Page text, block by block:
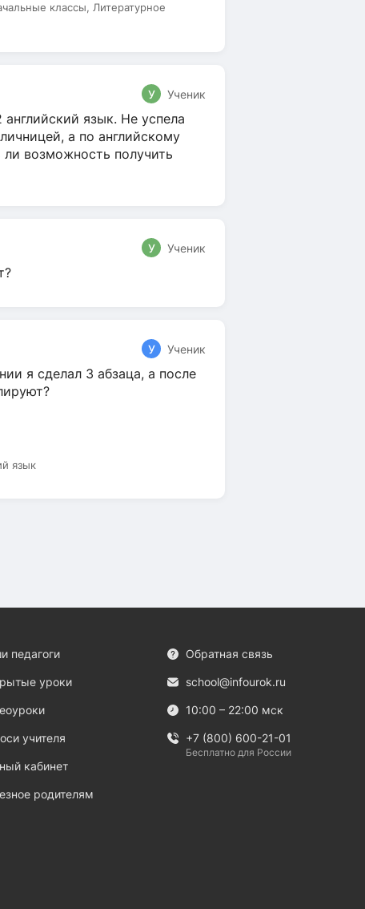
классы, Литературное
У Ученик
язык. Не успела
а по английскому
возможность получить
У Ученик
У Ученик
я сделал 3 абзаца, а после
язык
педагоги
уроки
учителя
кабинет
родителям
Обратная связь
school@infourok.ru
10:00 – 22:00 мск
+7 (800) 600-21-01
Бесплатно для России